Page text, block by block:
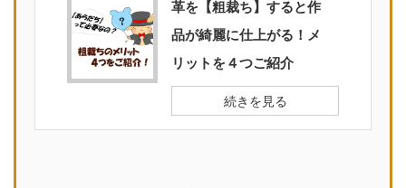
革を【粗裁ち】すると作
品が綺麗に仕上がる！メ
リットを４つご紹介
続きを見る